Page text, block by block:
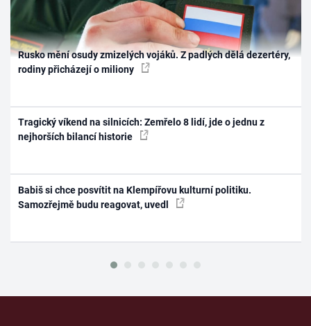
Rusko mění osudy zmizelých vojáků. Z padlých dělá dezertéry,
rodiny přicházejí o miliony
Tragický víkend na silnicích: Zemřelo 8 lidí, jde o jednu z
nejhorších bilancí historie
Babiš si chce posvítit na Klempířovu kulturní politiku.
Samozřejmě budu reagovat, uvedl